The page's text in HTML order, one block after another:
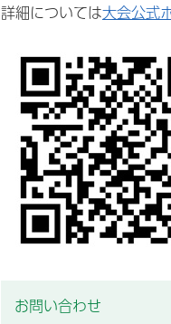
詳細については大会公式
お問い合わせ